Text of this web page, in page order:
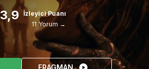
3,9 İzleyici Puanı
11 Yorum →
FRAGMAN